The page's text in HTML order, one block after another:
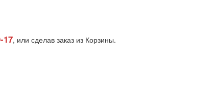
17, или сделав заказ из Корзины.